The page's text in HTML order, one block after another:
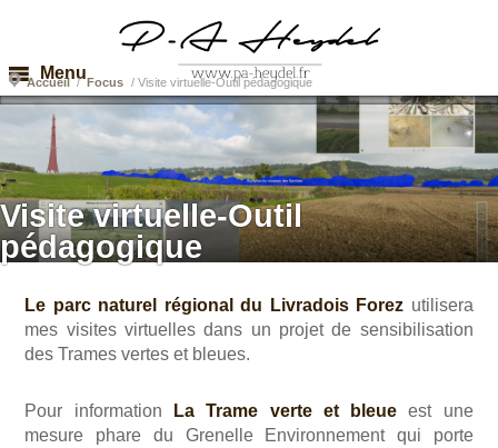
Menu
Accueil / Focus / Visite virtuelle-Outil pédagogique
Visite virtuelle-Outil
pédagogique
Le parc naturel régional du Livradois Forez utilisera
mes visites virtuelles dans un projet de sensibilisation
des Trames vertes et bleues.
Pour information La Trame verte et bleue est une
mesure phare du Grenelle Environnement qui porte